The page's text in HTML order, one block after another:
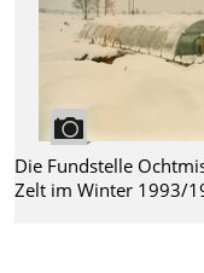
Die Fundstelle
Zelt im Winter 1993/